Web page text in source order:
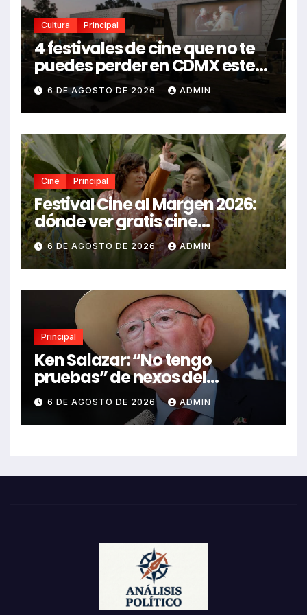
Cultura Principal
4 festivales de cine que no te
puedes perder en CDMX este
2026
6 DE AGOSTO DE 2026 ADMIN
Cine Principal
Festival Cine al Margen 2026:
dónde ver gratis cine
mexicano independiente en
CDMX y en línea
6 DE AGOSTO DE 2026 ADMIN
Principal
Ken Salazar: “No tengo
pruebas” de nexos del
Gobierno de México con el
narco
6 DE AGOSTO DE 2026 ADMIN